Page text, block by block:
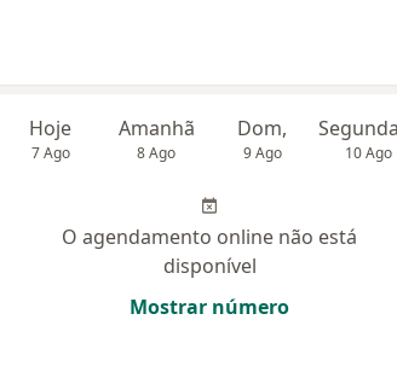
Hoje
7 Ago
Amanhã
8 Ago
Dom,
9 Ago 10 Ago
O agendamento online não está
disponível
Mostrar número